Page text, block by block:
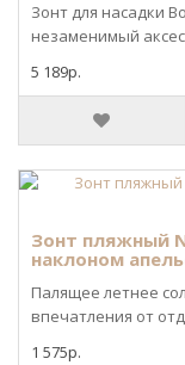
Зонт для насадки
незаменимый
5 189р.
Зонт пляжный
наклоном
Палящее летнее
впечатления от
1 575р.